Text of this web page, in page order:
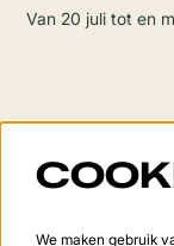
Van 20 juli tot en
We maken gebruik